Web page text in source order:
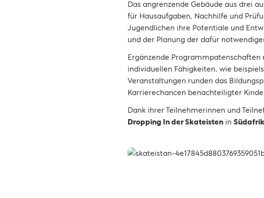
Das angrenzende Gebäude aus drei
für Hausaufgaben, Nachhilfe und
Jugendlichen ihre Potentiale und
und der Planung der dafür
Ergänzende
individuellen Fähigkeiten, wie
Veranstaltungen runden das
Karrierechancen benachteiligter
Dank ihrer Teilnehmerinnen und
Dropping In der Skateisten in